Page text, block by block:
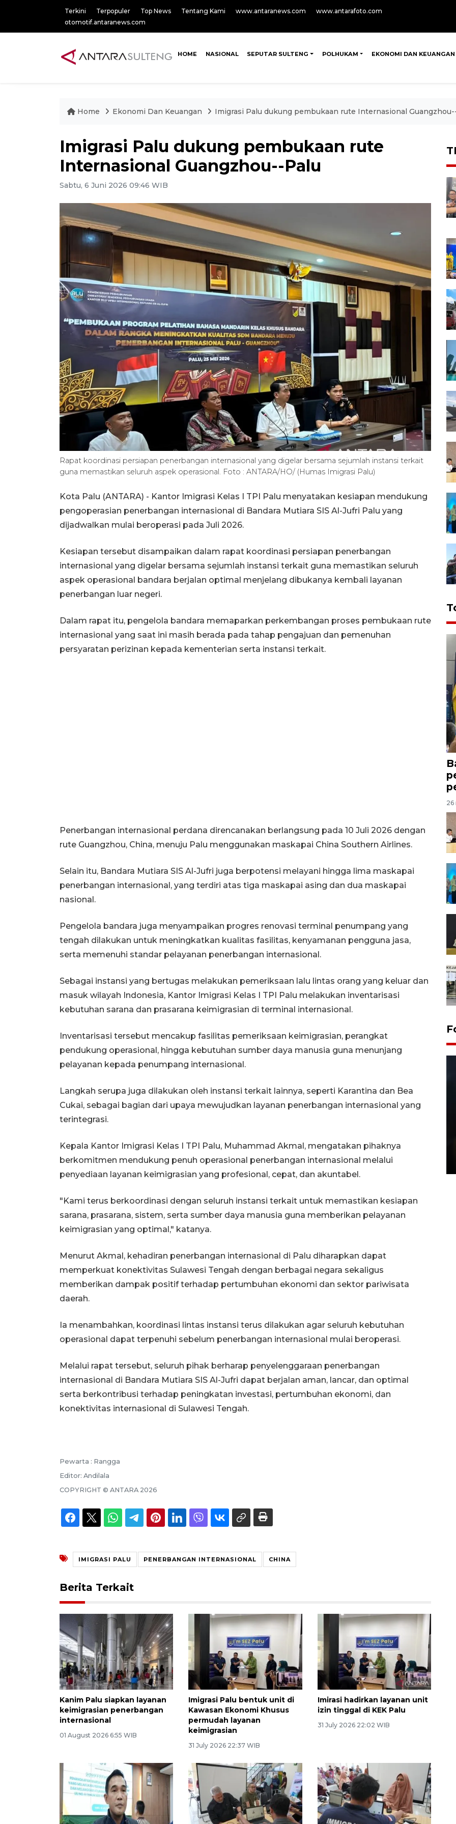
Terkini Terpopuler Top News Tentang Kami www.antaranews.com
www.antarafoto.com
otomotif.antaranews.com
HOME NASIONAL SEPUTAR SULTENG POLHUKAM EKONOMI DAN KEUANGAN
Home Ekonomi Dan Keuangan Imigrasi Palu dukung pembukaan rute Internasional
Imigrasi Palu dukung pembukaan rute
Internasional Guangzhou--Palu
Sabtu, 6 Juni 2026 09:46 WIB
Rapat koordinasi persiapan penerbangan internasional yang digelar bersama sejumlah instansi terkait
guna memastikan seluruh aspek operasional. Foto : ANTARA/HO/ (Humas Imigrasi Palu)
Kota Palu (ANTARA) - Kantor Imigrasi Kelas I TPI Palu menyatakan kesiapan mendukung
pengoperasian penerbangan internasional di Bandara Mutiara SIS Al-Jufri Palu yang
dijadwalkan mulai beroperasi pada Juli 2026.
Kesiapan tersebut disampaikan dalam rapat koordinasi persiapan penerbangan
internasional yang digelar bersama sejumlah instansi terkait guna memastikan seluruh
aspek operasional bandara berjalan optimal menjelang dibukanya kembali layanan
penerbangan luar negeri.
Dalam rapat itu, pengelola bandara memaparkan perkembangan proses pembukaan rute
internasional yang saat ini masih berada pada tahap pengajuan dan pemenuhan
persyaratan perizinan kepada kementerian serta instansi terkait.
Penerbangan internasional perdana direncanakan berlangsung pada 10 Juli 2026 dengan
rute Guangzhou, China, menuju Palu menggunakan maskapai China Southern Airlines.
Selain itu, Bandara Mutiara SIS Al-Jufri juga berpotensi melayani hingga lima maskapai
penerbangan internasional, yang terdiri atas tiga maskapai asing dan dua maskapai
nasional.
Pengelola bandara juga menyampaikan progres renovasi terminal penumpang yang
tengah dilakukan untuk meningkatkan kualitas fasilitas, kenyamanan pengguna jasa,
serta memenuhi standar pelayanan penerbangan internasional.
Sebagai instansi yang bertugas melakukan pemeriksaan lalu lintas orang yang keluar dan
masuk wilayah Indonesia, Kantor Imigrasi Kelas I TPI Palu melakukan inventarisasi
kebutuhan sarana dan prasarana keimigrasian di terminal internasional.
Inventarisasi tersebut mencakup fasilitas pemeriksaan keimigrasian, perangkat
pendukung operasional, hingga kebutuhan sumber daya manusia guna menunjang
pelayanan kepada penumpang internasional.
Langkah serupa juga dilakukan oleh instansi terkait lainnya, seperti Karantina dan Bea
Cukai, sebagai bagian dari upaya mewujudkan layanan penerbangan internasional yang
terintegrasi.
Kepala Kantor Imigrasi Kelas I TPI Palu, Muhammad Akmal, mengatakan pihaknya
berkomitmen mendukung penuh operasional penerbangan internasional melalui
penyediaan layanan keimigrasian yang profesional, cepat, dan akuntabel.
"Kami terus berkoordinasi dengan seluruh instansi terkait untuk memastikan kesiapan
sarana, prasarana, sistem, serta sumber daya manusia guna memberikan pelayanan
keimigrasian yang optimal," katanya.
Menurut Akmal, kehadiran penerbangan internasional di Palu diharapkan dapat
memperkuat konektivitas Sulawesi Tengah dengan berbagai negara sekaligus
memberikan dampak positif terhadap pertumbuhan ekonomi dan sektor pariwisata
daerah.
Ia menambahkan, koordinasi lintas instansi terus dilakukan agar seluruh kebutuhan
operasional dapat terpenuhi sebelum penerbangan internasional mulai beroperasi.
Melalui rapat tersebut, seluruh pihak berharap penyelenggaraan penerbangan
internasional di Bandara Mutiara SIS Al-Jufri dapat berjalan aman, lancar, dan optimal
serta berkontribusi terhadap peningkatan investasi, pertumbuhan ekonomi, dan
konektivitas internasional di Sulawesi Tengah.
Pewarta : Rangga
Editor: Andilala
COPYRIGHT © ANTARA 2026
IMIGRASI PALU PENERBANGAN INTERNASIONAL CHINA
Berita Terkait
Kanim Palu siapkan layanan
keimigrasian penerbangan
internasional
01 August 2026 6:55 WIB
Imigrasi Palu bentuk unit di
Kawasan Ekonomi Khusus
permudah layanan
keimigrasian
31 July 2026 22:37 WIB
Imirasi hadirkan layanan unit
izin tinggal di KEK Palu
31 July 2026 22:02 WIB
26
di Satpas Polresta Palu
15 July 2026 14:08 WIB